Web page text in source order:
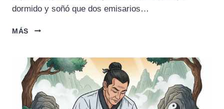
dormido y soñó que dos emisarios…
MÁS
EL
GOBERNADOR
DE
NANKE
(LI
GONGZUO)